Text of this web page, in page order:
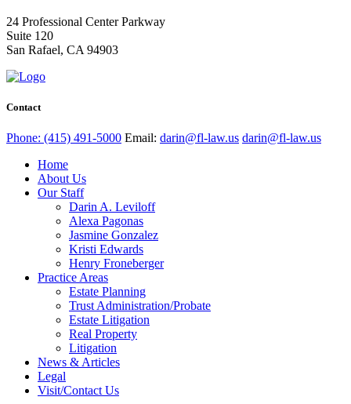
24 Professional Center Parkway
Suite 120
San Rafael, CA 94903
Contact
Phone: (415) 491-5000 Email: darin@fl-law.us darin@fl-law.us
Home
About Us
Our Staff
Darin A. Leviloff
Alexa Pagonas
Jasmine Gonzalez
Kristi Edwards
Henry Froneberger
Practice Areas
Estate Planning
Trust Administration/Probate
Estate Litigation
Real Property
Litigation
News & Articles
Legal
Visit/Contact Us